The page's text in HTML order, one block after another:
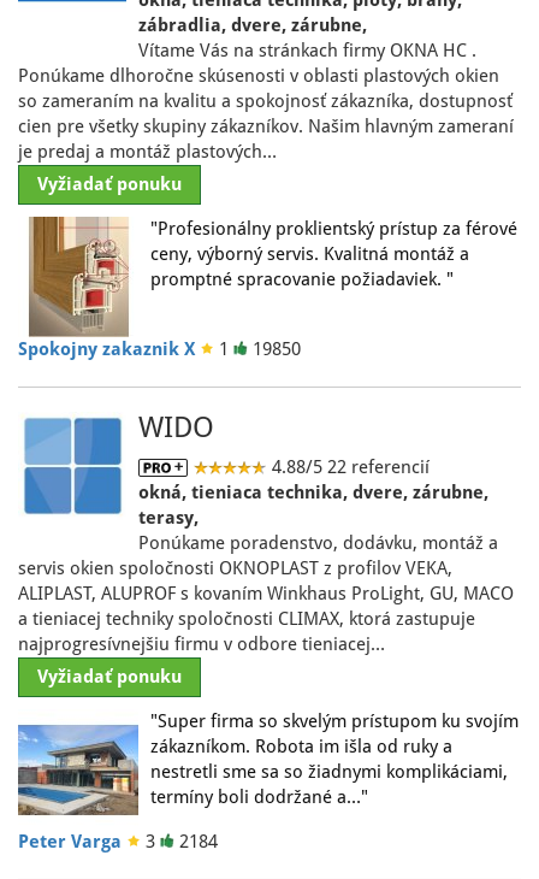
zábradlia, dvere, zárubne,
Vítame Vás na stránkach firmy OKNA HC .
Ponúkame dlhoročne skúsenosti v oblasti plastových okien
so zameraním na kvalitu a spokojnosť zákazníka, dostupnosť
cien pre všetky skupiny zákazníkov. Našim hlavným zameraní
je predaj a montáž plastových…
Vyžiadať ponuku
"Profesionálny proklientský prístup za férové
ceny, výborný servis. Kvalitná montáž a
promptné spracovanie požiadaviek. "
Spokojny zakaznik X 1 19850
WIDO
4.88/5 22 referencií
okná, tieniaca technika, dvere, zárubne,
terasy,
Ponúkame poradenstvo, dodávku, montáž a
servis okien spoločnosti OKNOPLAST z profilov VEKA,
ALIPLAST, ALUPROF s kovaním Winkhaus ProLight, GU, MACO
a tieniacej techniky spoločnosti CLIMAX, ktorá zastupuje
najprogresívnejšiu firmu v odbore tieniacej…
Vyžiadať ponuku
"Super firma so skvelým prístupom ku svojím
zákazníkom. Robota im išla od ruky a
nestretli sme sa so žiadnymi komplikáciami,
termíny boli dodržané a…"
Peter Varga 3 2184